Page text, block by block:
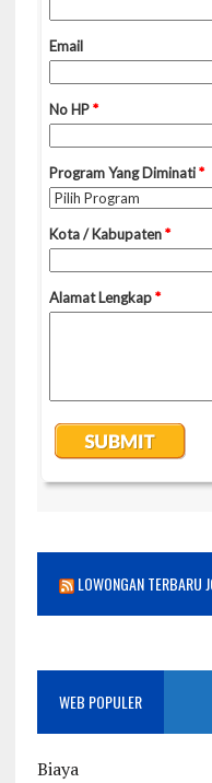
LOWONGAN TERBARU
WEB POPULER
Biaya